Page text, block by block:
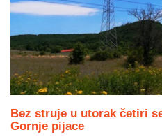
Bez struje u utorak četiri
Gornje pijace